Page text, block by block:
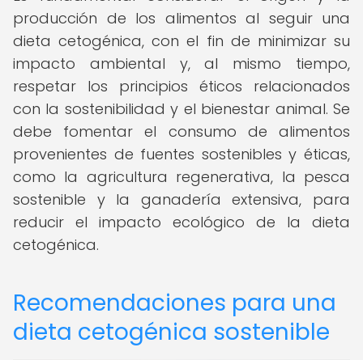
producción de los alimentos al seguir una
dieta cetogénica, con el fin de minimizar su
impacto ambiental y, al mismo tiempo,
respetar los principios éticos relacionados
con la sostenibilidad y el bienestar animal. Se
debe fomentar el consumo de alimentos
provenientes de fuentes sostenibles y éticas,
como la agricultura regenerativa, la pesca
sostenible y la ganadería extensiva, para
reducir el impacto ecológico de la dieta
cetogénica.
Recomendaciones para una
dieta cetogénica sostenible